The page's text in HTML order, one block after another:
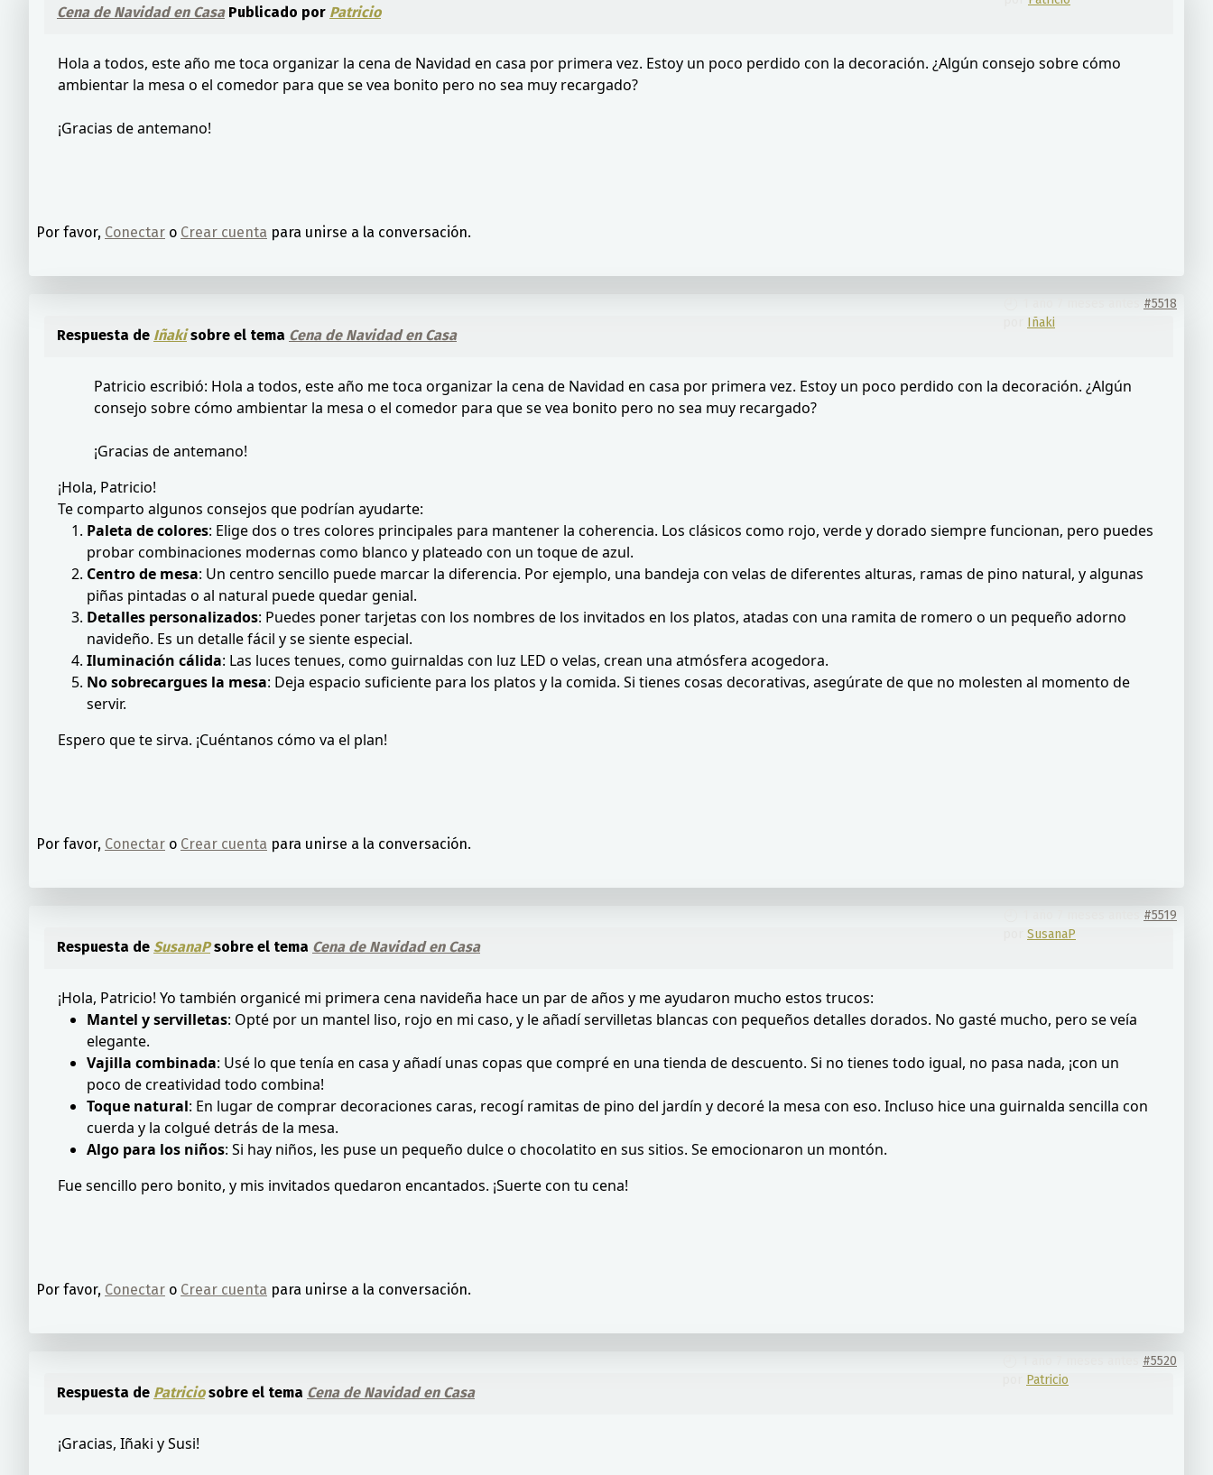
Cena de Navidad en CasaPublicado por Patricio
Hola a todos, este año me toca organizar la cena de Navidad en casa por primera vez. Estoy un poco perdido con la decoración. ¿Algún consejo sobre cómo
ambientar la mesa o el comedor para que se vea bonito pero no sea muy recargado?
¡Gracias de antemano!
Por favor, Conectar o Crear cuenta para unirse a la conversación.
#5518
Iñaki
Respuesta de Iñakisobre el tema Cena de Navidad en Casa
Patricio escribió: Hola a todos, este año me toca organizar la cena de Navidad en casa por primera vez. Estoy un poco perdido con la decoración. ¿Algún
consejo sobre cómo ambientar la mesa o el comedor para que se vea bonito pero no sea muy recargado?
¡Gracias de antemano!
¡Hola, Patricio!
Te comparto algunos consejos que podrían ayudarte:
Paleta de colores: Elige dos o tres colores principales para mantener la coherencia. Los clásicos como rojo, verde y dorado siempre funcionan, pero puedes
probar combinaciones modernas como blanco y plateado con un toque de azul.
Centro de mesa: Un centro sencillo puede marcar la diferencia. Por ejemplo, una bandeja con velas de diferentes alturas, ramas de pino natural, y algunas
piñas pintadas o al natural puede quedar genial.
Detalles personalizados: Puedes poner tarjetas con los nombres de los invitados en los platos, atadas con una ramita de romero o un pequeño adorno
navideño. Es un detalle fácil y se siente especial.
Iluminación cálida: Las luces tenues, como guirnaldas con luz LED o velas, crean una atmósfera acogedora.
No sobrecargues la mesa: Deja espacio suficiente para los platos y la comida. Si tienes cosas decorativas, asegúrate de que no molesten al momento de
servir.
Espero que te sirva. ¡Cuéntanos cómo va el plan!
Por favor, Conectar o Crear cuenta para unirse a la conversación.
#5519
SusanaP
Respuesta de SusanaPsobre el tema Cena de Navidad en Casa
¡Hola, Patricio! Yo también organicé mi primera cena navideña hace un par de años y me ayudaron mucho estos trucos:
Mantel y servilletas: Opté por un mantel liso, rojo en mi caso, y le añadí servilletas blancas con pequeños detalles dorados. No gasté mucho, pero se veía
elegante.
Vajilla combinada: Usé lo que tenía en casa y añadí unas copas que compré en una tienda de descuento. Si no tienes todo igual, no pasa nada, ¡con un
poco de creatividad todo combina!
Toque natural: En lugar de comprar decoraciones caras, recogí ramitas de pino del jardín y decoré la mesa con eso. Incluso hice una guirnalda sencilla con
cuerda y la colgué detrás de la mesa.
Algo para los niños: Si hay niños, les puse un pequeño dulce o chocolatito en sus sitios. Se emocionaron un montón.
Fue sencillo pero bonito, y mis invitados quedaron encantados. ¡Suerte con tu cena!
Por favor, Conectar o Crear cuenta para unirse a la conversación.
#5520
Patricio
Respuesta de Patriciosobre el tema Cena de Navidad en Casa
¡Gracias, Iñaki y Susi!